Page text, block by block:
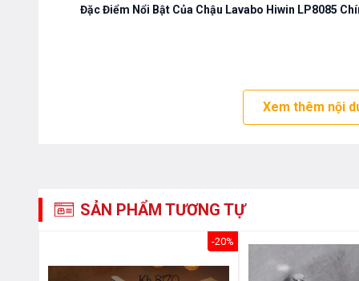
Đặc Điểm Nổi Bật Của Chậu Lavabo Hiwin LP8085
bồn cầu thường xuyên, và giảm việc sử dụng hóa chất
Chống hình thành các vết ố do cặn khoáng :Chậu
với kim loại bạc Ag+ kháng khuẩn. lớp men sứ có
khuẩn, đồng thời luu giữ các hạt Zirco có trong men.
chống trầy xước sau nhiều năm sử dụng
Xem thêm nội
SẢN PHẨM TƯƠNG TỰ
-20%